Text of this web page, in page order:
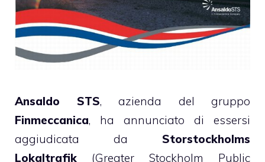
Ansaldo STS, azienda del gruppo
Finmeccanica, ha annunciato di essersi
aggiudicata da Storstockholms
Lokaltrafik (Greater Stockholm Public